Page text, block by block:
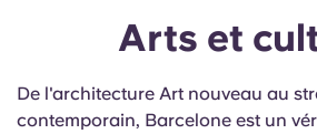
Arts et
De l'architecture Art nouveau au
contemporain, Barcelone est un